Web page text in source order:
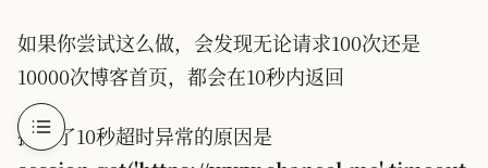
如果你尝试这么做，会发现无论请求100次还是
10000次博客首页，都会在10秒内返回
抛出了10秒超时异常的原因是